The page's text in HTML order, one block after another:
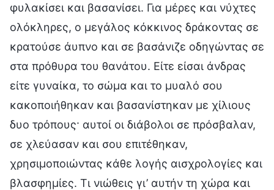
φυλακίσει και βασανίσει. Για μέρες και νύχτες
ολόκληρες, ο μεγάλος κόκκινος δράκοντας σε
κρατούσε άυπνο και σε βασάνιζε οδηγώντας σε
στα πρόθυρα του θανάτου. Είτε είσαι άνδρας
είτε γυναίκα, το σώμα και το μυαλό σου
κακοποιήθηκαν και βασανίστηκαν με χίλιους
δυο τρόπους· αυτοί οι διάβολοι σε πρόσβαλαν,
σε χλεύασαν και σου επιτέθηκαν,
χρησιμοποιώντας κάθε λογής αισχρολογίες και
βλασφημίες. Τι νιώθεις γι’ αυτήν τη χώρα και